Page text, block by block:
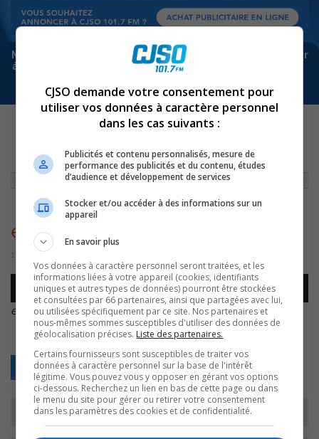
Meta bloque les infos sur Facebook. Pour ne rien manquer
à Sorel-Tracy et la région, abonne-toi à notre infolettre :
ENTREVUES»EMILIE CERETTI/EXPOHABITATION»
CERETTI-EXPOHABITATION
emilie-ceretti-expohabitation
17 octobre 2016 | Par Équipe CJSO
Lecteur
audio
00:00
emilie-ceretti-expohabitation .
Retour
CJSO demande votre consentement pour
utiliser vos données à caractère personnel
dans les cas suivants :
Publicités et contenu personnalisés, mesure de
performance des publicités et du contenu, études
d’audience et développement de services
Stocker et/ou accéder à des informations sur un
appareil
En savoir plus
Vos données à caractère personnel seront traitées, et les
informations liées à votre appareil (cookies, identifiants
uniques et autres types de données) pourront être stockées
et consultées par 66 partenaires, ainsi que partagées avec lui,
ou utilisées spécifiquement par ce site. Nos partenaires et
nous-mêmes sommes susceptibles d'utiliser des données de
géolocalisation précises. Liste des partenaires.
Certains fournisseurs sont susceptibles de traiter vos
données à caractère personnel sur la base de l'intérêt
légitime. Vous pouvez vous y opposer en gérant vos options
ci-dessous. Recherchez un lien en bas de cette page ou dans
le menu du site pour gérer ou retirer votre consentement
dans les paramètres des cookies et de confidentialité.